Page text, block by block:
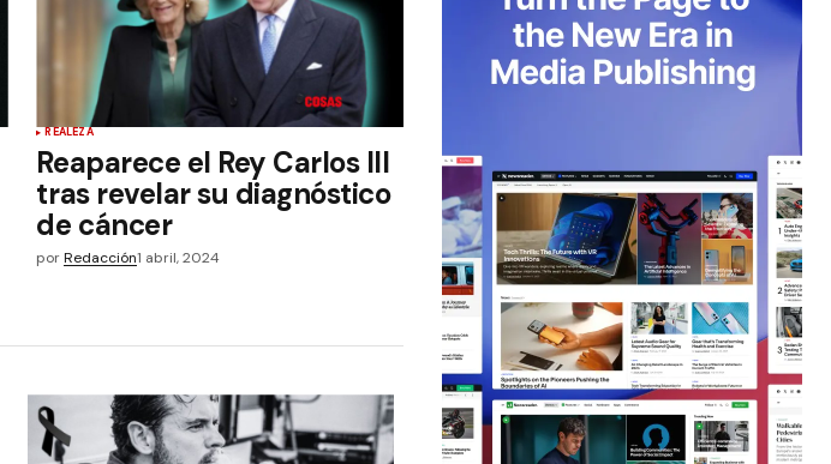
REALEZA
Reaparece el Rey Carlos III
tras revelar su diagnóstico
de cáncer
por Redacción1 abril, 2024